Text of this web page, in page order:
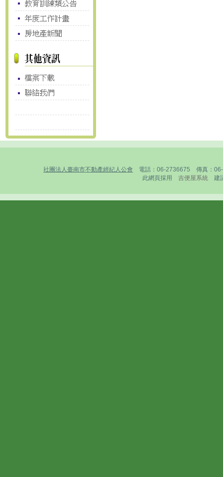
社團法人臺南市不動產經紀人公會 電話：06-2736675 傳真：
此網頁採用 吉便屋系統 建